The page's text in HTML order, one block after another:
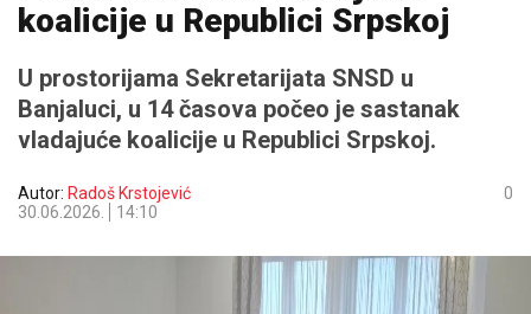
koalicije u Republici Srpskoj
U prostorijama Sekretarijata SNSD u
Banjaluci, u 14 časova počeo je sastanak
vladajuće koalicije u Republici Srpskoj.
Autor: Radoš Krstojević
30.06.2026.
14:10
0